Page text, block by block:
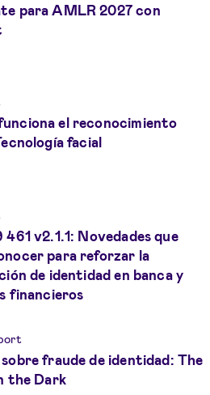
para AMLR 2027 con
el reconocimiento
facial
461 v2.1.1: Novedades que
para reforzar la
de identidad en banca y
financieros
fraude de identidad: The
the Dark